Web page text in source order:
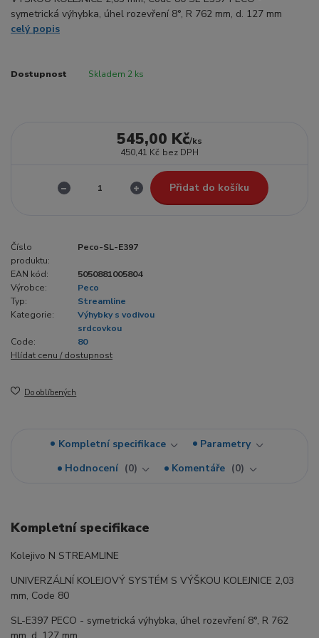
symetrická výhybka, úhel rozevření 8°, R 762 mm, d. 127 mm
celý popis
Dostupnost Skladem 2 ks
545,00 Kč/ks
450,41 Kč bez DPH
Přidat do košíku
Číslo
produktu:
Peco-SL-E397
EAN kód:
5050881005804
Výrobce:
Peco
Typ:
Streamline
Kategorie:
Výhybky s vodivou
srdcovkou
Code:
80
Hlídat cenu / dostupnost
Do oblíbených
Kompletní specifikace
Parametry
Hodnocení
0 Komentáře 0
Kompletní specifikace
Kolejivo N STREAMLINE
UNIVERZÁLNÍ KOLEJOVÝ SYSTÉM S VÝŠKOU KOLEJNICE 2,03
mm, Code 80
SL-E397 PECO - symetrická výhybka, úhel rozevření 8°, R 762
mm, d. 127 mm